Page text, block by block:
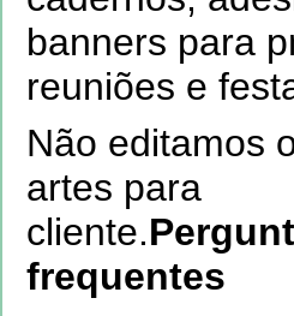
banners para
reuniões e
Não editamos
artes para
cliente.
frequentes